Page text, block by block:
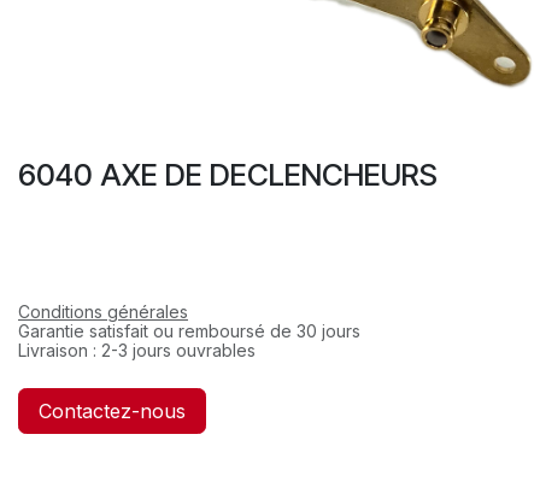
6040 AXE DE DECLENCHEURS
Conditions générales
Garantie satisfait ou remboursé de 30 jours
Livraison : 2-3 jours ouvrables
Contactez-nous